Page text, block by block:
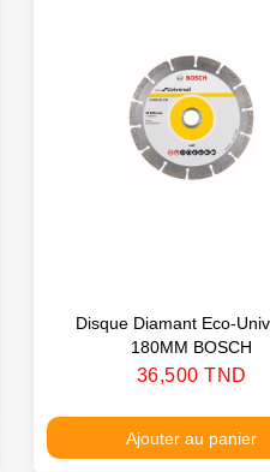
Disque Diamant Eco-
180MM BOSCH
Prix
36,500 TND
Ajouter au panier